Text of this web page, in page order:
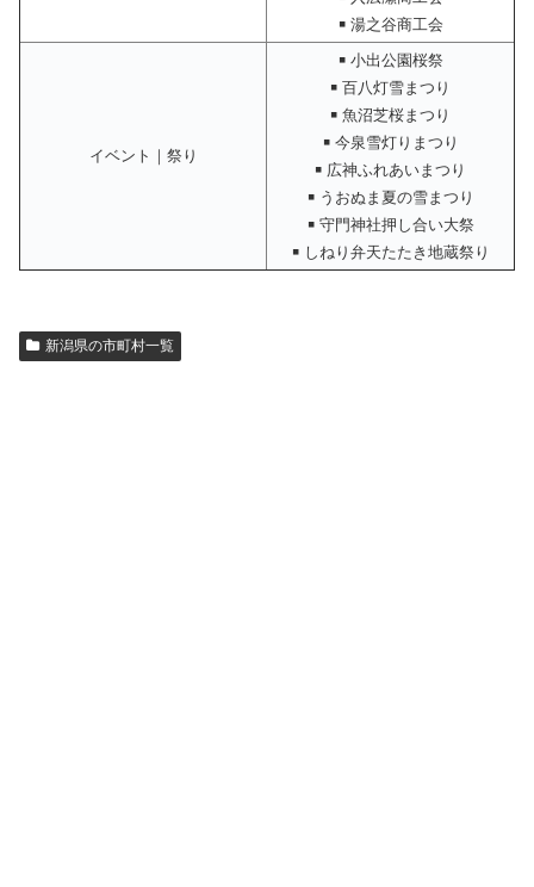
￭ 湯之谷商工会
イベント｜祭り
￭ 小出公園桜祭
￭ 百八灯雪まつり
￭ 魚沼芝桜まつり
￭ 今泉雪灯りまつり
￭ 広神ふれあいまつり
￭ うおぬま夏の雪まつり
￭ 守門神社押し合い大祭
￭ しねり弁天たたき地蔵祭り
新潟県の市町村一覧